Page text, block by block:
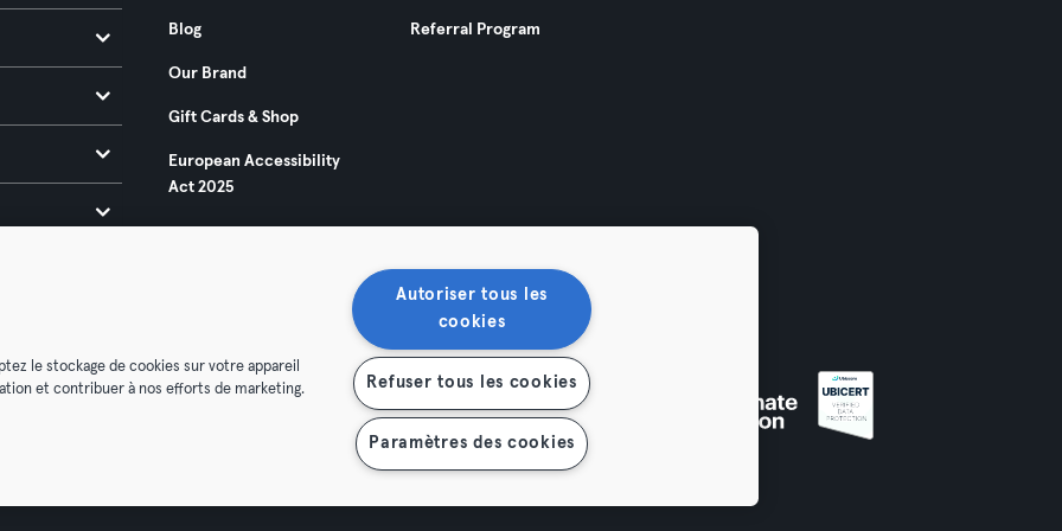
Blog
Our Brand
Gift Cards & Shop
European Accessibility
Act 2025
Referral Program
Privacy Imprint Terminate contracts here
le stockage de cookies sur votre appareil
et contribuer à nos efforts de marketing.
Autoriser tous les
cookies
Refuser tous les cookies
Paramètres des cookies